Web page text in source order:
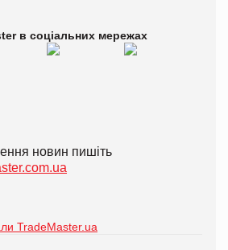
в соціальних мережах
новин пишіть
TradeMaster.ua